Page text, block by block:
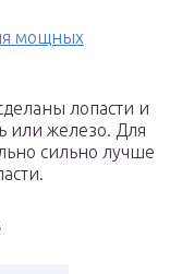
мощных
лопасти и
или железо. Для
сильно лучше